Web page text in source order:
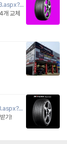
https://bsevent.co.kr/Event2024/A140/event23.aspx?me=key_naver
개 교체
https://bsevent.co.kr/Event2024/A140/event18.aspx?me=key_naver
기!